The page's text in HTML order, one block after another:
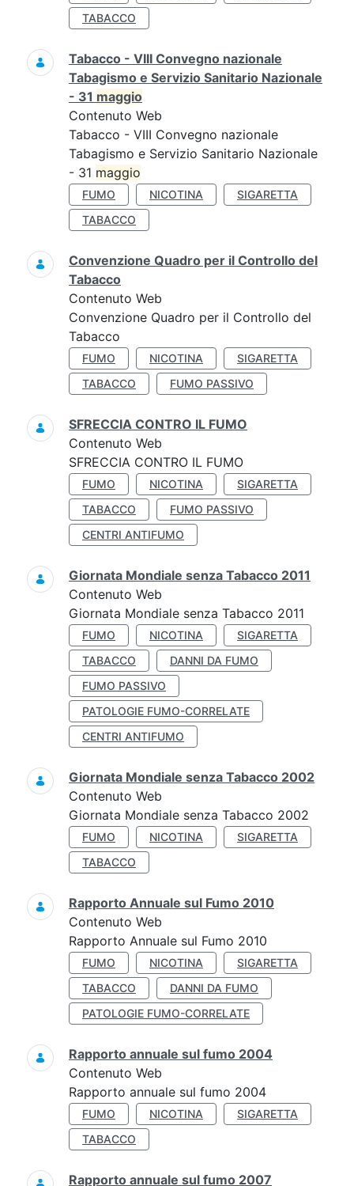
TABACCO
Tabacco - VIII Convegno nazionale
Tabagismo e Servizio Sanitario Nazionale
- 31 maggio
Contenuto Web
Tabacco - VIII Convegno nazionale
Tabagismo e Servizio Sanitario Nazionale
- 31 maggio
FUMO NICOTINA
SIGARETTA
TABACCO
Convenzione Quadro per il Controllo del
Tabacco
Contenuto Web
Convenzione Quadro per il Controllo del
Tabacco
FUMO NICOTINA
SIGARETTA
TABACCO
FUMO PASSIVO
SFRECCIA CONTRO IL FUMO
Contenuto Web
SFRECCIA CONTRO IL FUMO
FUMO NICOTINA
SIGARETTA
TABACCO
FUMO PASSIVO
CENTRI ANTIFUMO
Giornata Mondiale senza Tabacco 2011
Contenuto Web
Giornata Mondiale senza Tabacco 2011
FUMO NICOTINA
SIGARETTA
TABACCO
DANNI DA FUMO
FUMO PASSIVO
PATOLOGIE FUMO-CORRELATE
CENTRI ANTIFUMO
Giornata Mondiale senza Tabacco 2002
Contenuto Web
Giornata Mondiale senza Tabacco 2002
FUMO NICOTINA
SIGARETTA
TABACCO
Rapporto Annuale sul Fumo 2010
Contenuto Web
Rapporto Annuale sul Fumo 2010
FUMO NICOTINA
SIGARETTA
TABACCO
DANNI DA FUMO
PATOLOGIE FUMO-CORRELATE
Rapporto annuale sul fumo 2004
Contenuto Web
Rapporto annuale sul fumo 2004
FUMO NICOTINA
SIGARETTA
TABACCO
Rapporto annuale sul fumo 2007